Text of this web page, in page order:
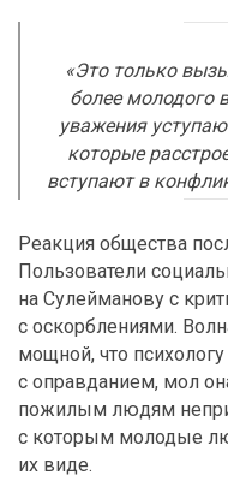
«Это только
более молодого
уважения
которые
вступают в
Реакция общества
Пользователи
на Сулейманову с
с оскорблениями.
мощной, что
с оправданием, мол
пожилым людям
с которым молодые
их виде.